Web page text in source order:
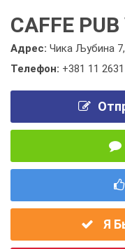
CAFFE
Адрес: Чика Љубина
Телефон: +381 11
Я